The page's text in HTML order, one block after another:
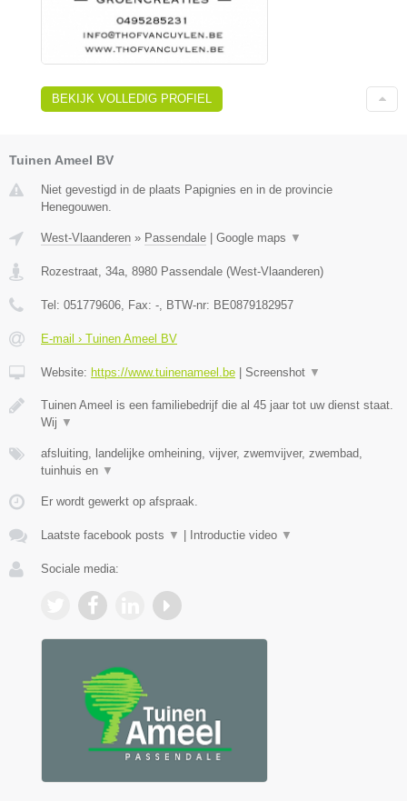
BEKIJK VOLLEDIG PROFIEL
Tuinen Ameel BV
Niet gevestigd in de plaats Papignies en in de provincie
Henegouwen.
West-Vlaanderen » Passendale Google maps ▼
Rozestraat, 34a, 8980 Passendale (West-Vlaanderen)
Tel: 051779606, Fax: -, BTW-nr: BE0879182957
E-mail › Tuinen Ameel BV
Website: https://www.tuinenameel.be Screenshot ▼
Tuinen Ameel is een familiebedrijf die al 45 jaar tot uw dienst staat.
Wij ▼
afsluiting, landelijke omheining, vijver, zwemvijver, zwembad,
tuinhuis en ▼
Er wordt gewerkt op afspraak.
Laatste facebook posts ▼ Introductie video ▼
Sociale media: